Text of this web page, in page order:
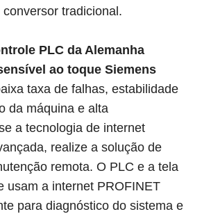
tradicional.
PLC da Alemanha
ao toque Siemens
taxa de falhas, estabilidade
da máquina e alta
a tecnologia de internet
realize a solução de
remota. O PLC e a tela
usam a internet PROFINET
para diagnóstico do sistema e